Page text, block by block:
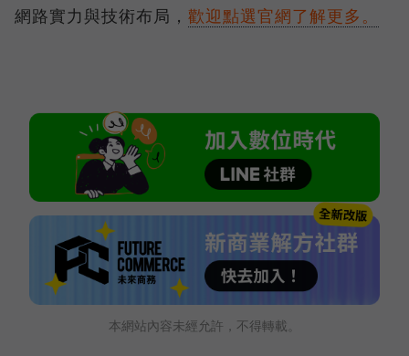
網路實力與技術布局， 歡迎點選官網了解更多。
本網站內容未經允許，不得轉載。